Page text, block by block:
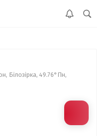
Білозірка, 49.76°Пн,